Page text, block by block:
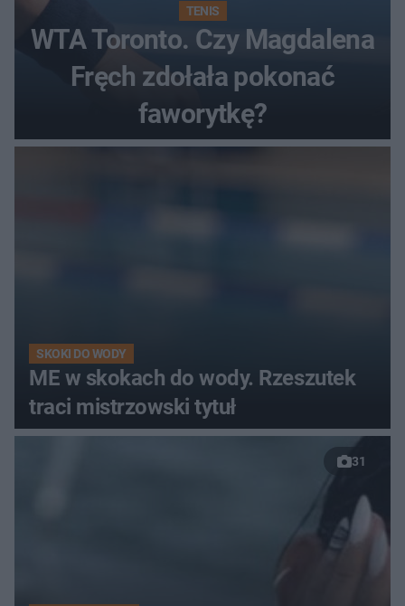
TENIS
WTA Toronto. Czy Magdalena
Fręch zdołała pokonać
faworytkę?
SKOKI DO WODY
ME w skokach do wody. Rzeszutek
traci mistrzowski tytuł
31